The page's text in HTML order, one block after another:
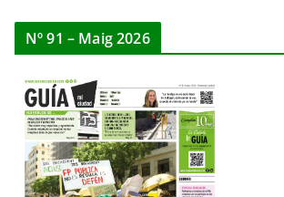
Nº 91 – Maig 2026